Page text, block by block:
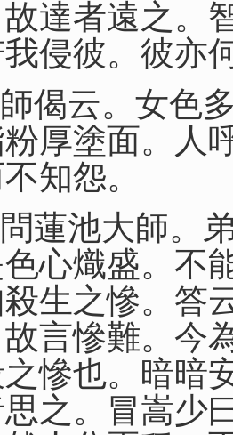
達者遠之。
侵彼。彼亦
偈云。女色
厚塗面。人
知怨。
蓮池大師。
心熾盛。不
生之慘。答
言慘難。今
慘也。暗暗
之。冒嵩少